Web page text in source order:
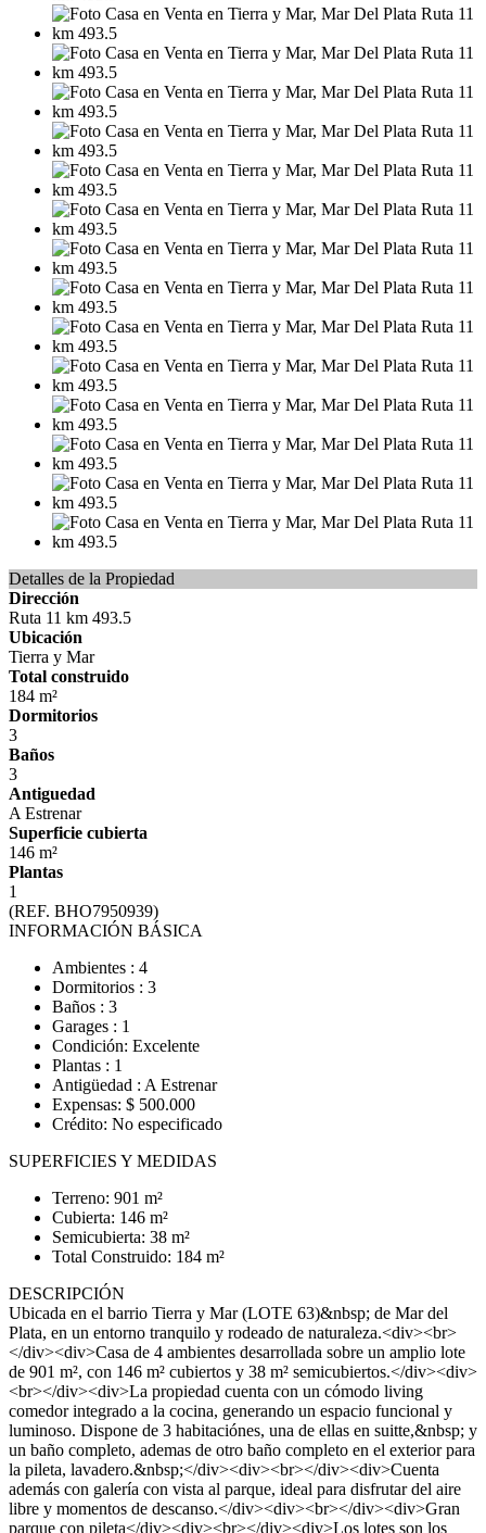
Detalles de la Propiedad
Dirección
Ruta 11 km 493.5
Ubicación
Tierra y Mar
Total construido
184 m²
Dormitorios
3
Baños
3
Antiguedad
A Estrenar
Superficie cubierta
146 m²
Plantas
1
(REF. BHO7950939)
INFORMACIÓN BÁSICA
Ambientes : 4
Dormitorios : 3
Baños : 3
Garages : 1
Condición: Excelente
Plantas : 1
Antigüedad : A Estrenar
Expensas: $ 500.000
Crédito: No especificado
SUPERFICIES Y MEDIDAS
Terreno: 901 m²
Cubierta: 146 m²
Semicubierta: 38 m²
Total Construido: 184 m²
DESCRIPCIÓN
Ubicada en el barrio Tierra y Mar (LOTE 63)&nbsp; de Mar del
Plata, en un entorno tranquilo y rodeado de naturaleza.<div><br>
</div><div>Casa de 4 ambientes desarrollada sobre un amplio lote
de 901 m², con 146 m² cubiertos y 38 m² semicubiertos.</div><div>
<br></div><div>La propiedad cuenta con un cómodo living
comedor integrado a la cocina, generando un espacio funcional y
luminoso. Dispone de 3 habitaciónes, una de ellas en suitte,&nbsp; y
un baño completo, ademas de otro baño completo en el exterior para
la pileta, lavadero.&nbsp;</div><div><br></div><div>Cuenta
además con galería con vista al parque, ideal para disfrutar del aire
libre y momentos de descanso.</div><div><br></div><div>Gran
parque con pileta</div><div><br></div><div>Los lotes son los